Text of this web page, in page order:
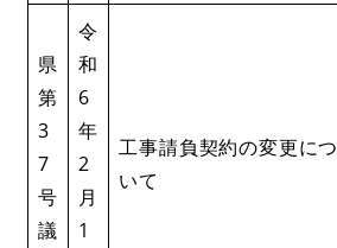
県
第
3
7
号
議
令
和
6
年
2
月
1
工事請負契約の変更につ
いて